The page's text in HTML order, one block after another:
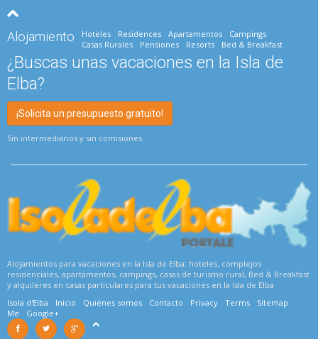
Alojamiento Hoteles Residences Apartamentos
Campings
Casas Rurales
Pensiones Resorts Bed & Breakfast
¿Buscas unas vacaciones en la Isla de
Elba?
¡Solicita un presupuesto gratuito!
Sin intermediarios y sin comisiones
Alojamientos para vacaciones en la Isla de Elba: hoteles, complejos
residenciales, apartamentos, campings, casas de turismo rural, Bed & Breakfast
y alquileres en casas particulares para tus vacaciones en la Isla de Elba
Isola d'Elba
Inicio Quiénes somos Contacto Privacy Terms
Sitemap
Me
Google+